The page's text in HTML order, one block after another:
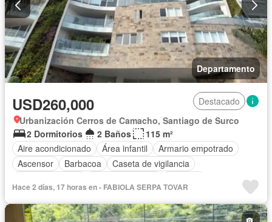
Departamento
USD260,000
Destacado
Urbanización Cerros de Camacho, Santiago de Surco
2 Dormitorios
2 Baños
115 m²
Aire acondicionado
Área infantil
Armario empotrado
Ascensor
Barbacoa
Caseta de vigilancia
Gas natural
Gimnasio Internet Jardín
Vigilante
Sauna Seguridad Terraza Sin amoblar
Hace 2 días, 17 horas en - FABIOLA SERPA TOVAR